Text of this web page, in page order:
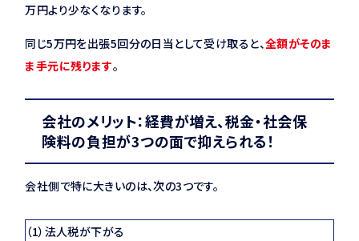
万円より少なくなります。
同じ5万円を出張5回分の日当として受け取ると、全額がそのま
ま手元に残ります。
会社のメリット：経費が増え、税金・社会保
険料の負担が3つの面で抑えられる！
会社側で特に大きいのは、次の3つです。
（1）法人税が下がる